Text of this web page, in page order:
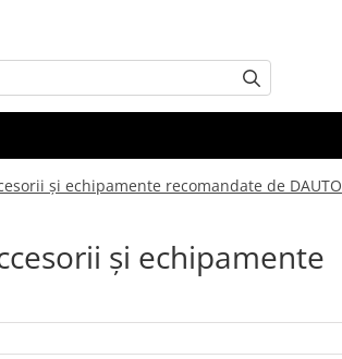
şi echipamente recomandate de DAUTO
şi echipamente